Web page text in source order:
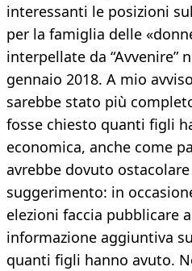
interessanti le posizioni
per la famiglia delle
interpellate da “Avvenire”
gennaio 2018. A mio
sarebbe stato più
fosse chiesto quanti figli
economica, anche come
avrebbe dovuto
suggerimento: in
elezioni faccia pubblicare
informazione aggiuntiva
quanti figli hanno avuto.